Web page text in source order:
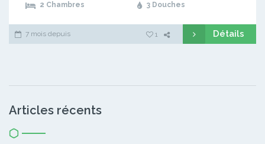
2 Chambres 3 Douches
7 mois depuis 1 Détails
Articles récents